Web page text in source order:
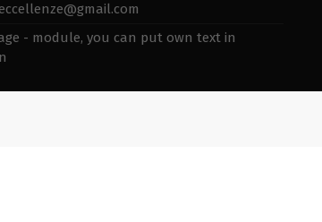
- module, you can put own text in